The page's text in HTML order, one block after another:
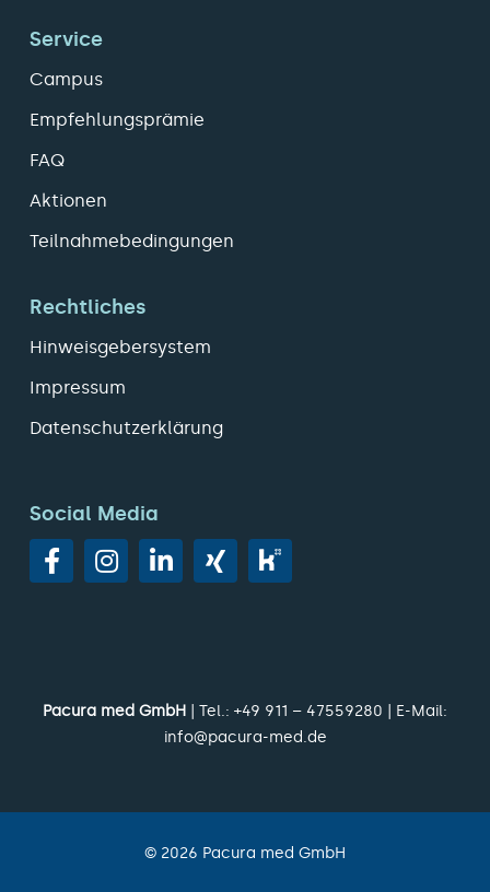
Service
Campus
Empfehlungsprämie
FAQ
Aktionen
Teilnahmebedingungen
Rechtliches
Hinweisgebersystem
Impressum
Datenschutzerklärung
Social Media
Pacura med GmbH | Tel.: +49 911 – 47559280 | E-Mail:
info@pacura-med.de
© 2026 Pacura med GmbH